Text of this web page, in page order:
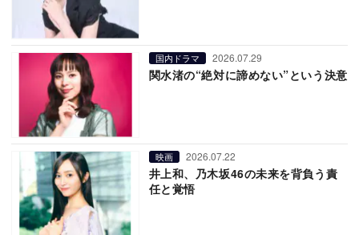
国内ドラマ 2026.07.29
関水渚の“絶対に諦めない”という決意
映画 2026.07.22
井上和、乃木坂46の未来を背負う責
任と覚悟